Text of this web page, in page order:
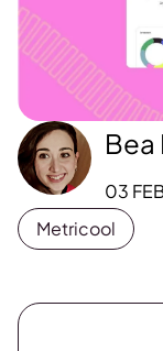
Bea
03
Metricool